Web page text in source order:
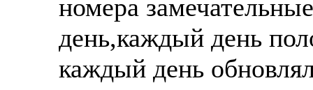
номера
день,каждый день
каждый день